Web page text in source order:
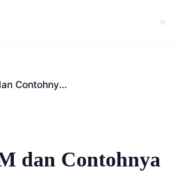
Program CRM dan Contohnya untuk Bisnis WhatsApp
dan Contohnya